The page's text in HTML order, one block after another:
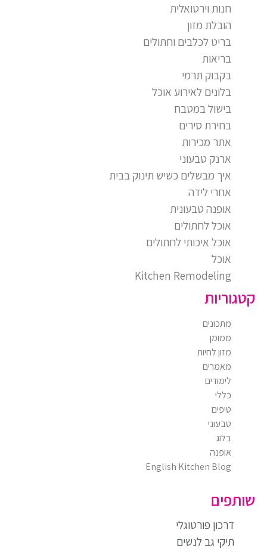
חנות וירטואלית
הובלת מזון
בריט לכלבים וחתולים
בריאות
בקבוק תרמי
בלונים לאירוע אוכל
בישול במטבח
בחירת סירים
אתר מכירות
ארנק טבעוני
איך מבשלים כשיש תינוק בבית
אחרי לידה
אופנה טבעונית
אוכל לחתולים
אוכל איכותי לחתולים
אוכל
Kitchen Remodeling
קטגוריות
מתכונים
ממומן
מזון לחיות
מאמרים
לימודים
כללי
טיפים
טבעוני
בלוג
אופנה
English Kitchen Blog
שותפים
דרכון פורטוגלי
תיקי גב לנשים